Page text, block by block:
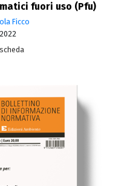
fuori uso (Pfu)
Ficco